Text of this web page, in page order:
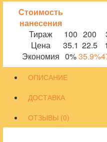
Стоимость
нанесения
Тираж
100 200
Цена
35.1 22.5
Экономия 0%35.9%
ОПИСАНИЕ
ДОСТАВКА
ОТЗЫВЫ (0)